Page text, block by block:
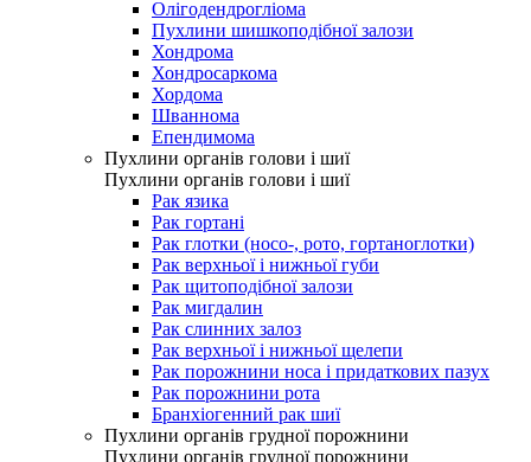
Олігодендрогліома
Пухлини шишкоподібної залози
Хондрома
Хондросаркома
Хордома
Шваннома
Епендимома
Пухлини органів голови і шиї
Пухлини органів голови і шиї
Рак язика
Рак гортані
Рак глотки (носо-, рото, гортаноглотки)
Рак верхньої і нижньої губи
Рак щитоподібної залози
Рак мигдалин
Рак слинних залоз
Рак верхньої і нижньої щелепи
Рак порожнини носа і придаткових пазух
Рак порожнини рота
Бранхіогенний рак шиї
Пухлини органів грудної порожнини
Пухлини органів грудної порожнини